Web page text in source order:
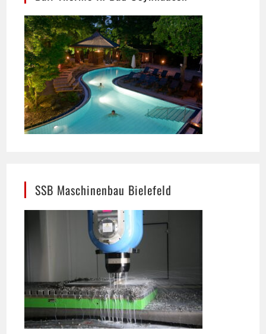
Präzision im Maschinenbau: In Bielefeld
entsteht hier eine maßgeschneiderte